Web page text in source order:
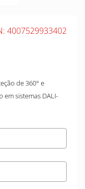
4007529933402
de 360° e
em sistemas DALI-